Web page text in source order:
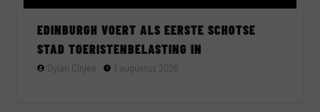
EDINBURGH VOERT ALS EERSTE SCHOTSE
STAD TOERISTENBELASTING IN
Dylan Cinjee 1 augustus 2026